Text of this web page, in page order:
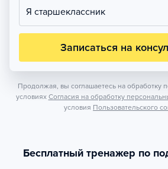
Я старшеклассник
Записаться на
Продолжая, вы соглашаетесь на обработку
условиях Согласия на обработку
условия Пользовательского
Бесплатный тренажер по